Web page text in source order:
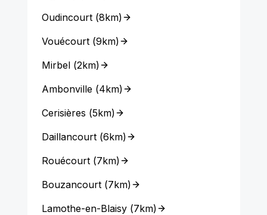
Oudincourt(8km)
Vouécourt(9km)
Mirbel(2km)
Ambonville(4km)
Cerisières (5km)
Daillancourt(6km)
Rouécourt(7km)
Bouzancourt(7km)
Lamothe-en-Blaisy(7km)